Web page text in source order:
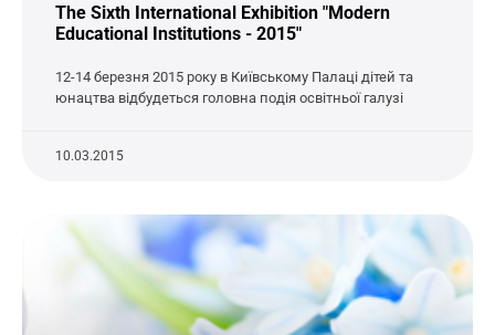
The Sixth International Exhibition "Modern
Educational Institutions - 2015"
12-14 березня 2015 року в Київському Палаці дітей та
юнацтва відбудеться головна подія освітньої галузі
10.03.2015